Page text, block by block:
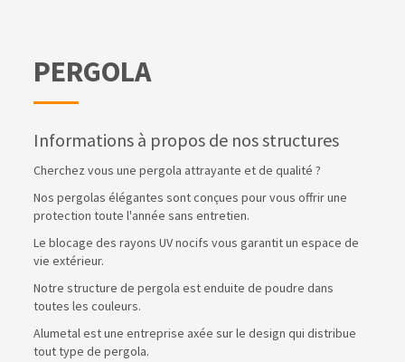
PERGOLA
Informations à propos de nos structures
Cherchez vous une pergola attrayante et de qualité ?
Nos pergolas élégantes sont conçues pour vous offrir une
protection toute l'année sans entretien.
Le blocage des rayons UV nocifs vous garantit un espace de
vie extérieur.
Notre structure de pergola est enduite de poudre dans
toutes les couleurs.
Alumetal est une entreprise axée sur le design qui distribue
tout type de pergola.